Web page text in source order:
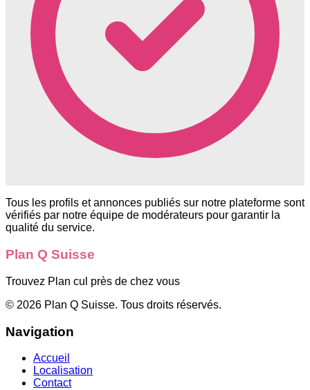
Tous les profils et annonces publiés sur notre plateforme sont
vérifiés par notre équipe de modérateurs pour garantir la
qualité du service.
Plan Q Suisse
Trouvez Plan cul près de chez vous
© 2026 Plan Q Suisse. Tous droits réservés.
Navigation
Accueil
Localisation
Contact